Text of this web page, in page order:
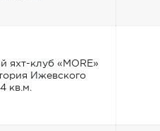
яхт-клуб «MORE»
Ижевского
кв.м.